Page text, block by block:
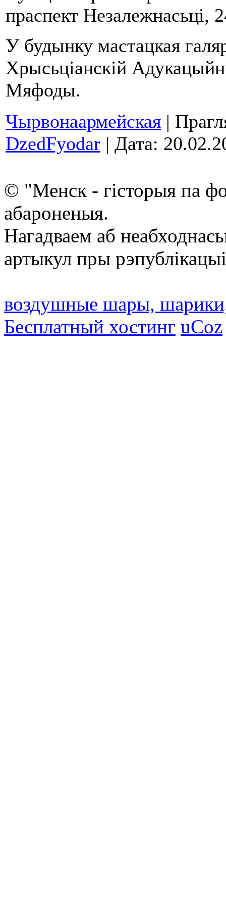
праспект Незалежнасьці,
У будынку мастацкая
Хрысьціанскій
Мяфоды.
Чырвонаармейская |
DzedFyodar | Дата:
© "Менск - гісторыя па
абароненыя.
Нагадваем аб
артыкул пры
воздушные шары,
Бесплатный хостинг uCoz